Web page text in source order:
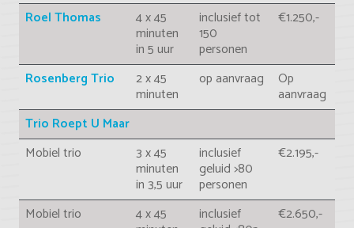
Roel Thomas 4 x 45
minuten
in 5 uur
inclusief tot
150
personen
€1.250,-
Rosenberg Trio 2 x 45
minuten
op aanvraag Op
aanvraag
Trio Roept U Maar
Mobiel trio
3 x 45
minuten
in 3,5 uur
inclusief
geluid >80
personen
€2.195,-
Mobiel trio 4 x 45 inclusief €2.650,-